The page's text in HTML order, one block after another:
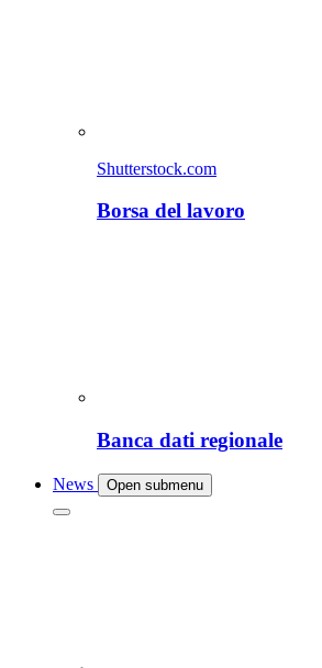
Shutterstock.com
Borsa del lavoro
Banca dati regionale
News Open submenu